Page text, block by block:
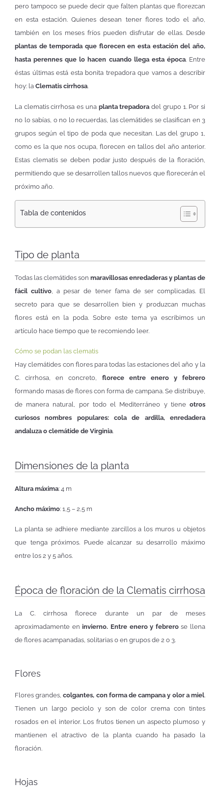
pero tampoco se puede decir que falten plantas que florezcan
en esta estación. Quienes desean tener flores todo el año,
también en los meses fríos pueden disfrutar de ellas. Desde
plantas de temporada que florecen en esta estación del año,
hasta perennes que lo hacen cuando llega esta época. Entre
éstas últimas está esta bonita trepadora que vamos a describir
hoy: la Clematis cirrhosa.
La clematis cirrhosa es una planta trepadora del grupo 1. Por si
no lo sabías, o no lo recuerdas, las clemátides se clasifican en 3
grupos según el tipo de poda que necesitan. Las del grupo 1,
como es la que nos ocupa, florecen en tallos del año anterior.
Estas clematis se deben podar justo después de la floración,
permitiendo que se desarrollen tallos nuevos que florecerán el
próximo año.
Tabla de contenidos
Tipo de planta
Todas las clemátides son maravillosas enredaderas y plantas de
fácil cultivo, a pesar de tener fama de ser complicadas. El
secreto para que se desarrollen bien y produzcan muchas
flores está en la poda. Sobre este tema ya escribimos un
artículo hace tiempo que te recomiendo leer.
Cómo se podan las clematis
Hay clemátides con flores para todas las estaciones del año y la
C. cirrhosa, en concreto, florece entre enero y febrero
formando masas de flores con forma de campana. Se distribuye,
de manera natural, por todo el Mediterráneo y tiene otros
curiosos nombres populares: cola de ardilla, enredadera
andaluza o clemátide de Virginia.
Dimensiones de la planta
Altura máxima: 4 m
Ancho máximo: 1,5 – 2,5 m
La planta se adhiere mediante zarcillos a los muros u objetos
que tenga próximos. Puede alcanzar su desarrollo máximo
entre los 2 y 5 años.
Época de floración de la Clematis cirrhosa
La C. cirrhosa florece durante un par de meses
aproximadamente eninvierno. Entre enero y febrerose llena
de flores acampanadas, solitarias o en grupos de 2 o 3.
Flores
Flores grandes,colgantes, con forma de campana y olor a miel.
Tienen un largo peciolo y son de color crema con tintes
rosados en el interior. Los frutos tienen un aspecto plumoso y
mantienen el atractivo de la planta cuando ha pasado la
floración.
Hojas